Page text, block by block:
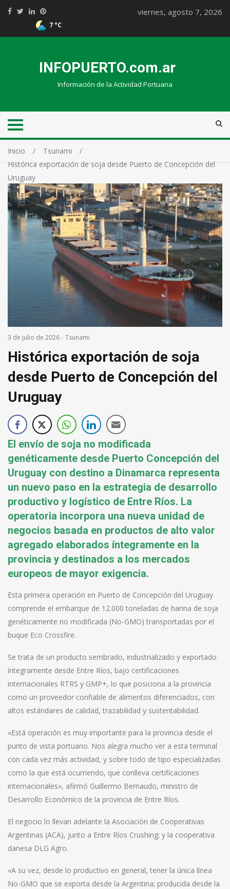
7 °C
viernes, agosto 7, 2026
INFOPUERTO.com.ar
Información de la Actividad Portuaria
Inicio
Tsunami
Histórica exportación de soja desde Puerto de Concepción del
Uruguay
3 de julio de 2026- Tsunami
Histórica exportación de soja
desde Puerto de Concepción del
Uruguay
El envío de soja no modificada
genéticamente desde Puerto Concepción del
Uruguay con destino a Dinamarca representa
un nuevo paso en la estrategia de desarrollo
productivo y logístico de Entre Ríos. La
operatoria incorpora una nueva unidad de
negocios basada en productos de alto valor
agregado elaborados íntegramente en la
provincia y destinados a los mercados
europeos de mayor exigencia.
Esta primera operación en Puerto de Concepción del Uruguay
comprende el embarque de 12.000 toneladas de harina de soja
genéticamente no modificada (No-GMO) transportadas por el
buque Eco Crossfire.
Se trata de un producto sembrado, industrializado y exportado
íntegramente desde Entre Ríos, bajo certificaciones
internacionales RTRS y GMP+, lo que posiciona a la provincia
como un proveedor confiable de alimentos diferenciados, con
altos estándares de calidad, trazabilidad y sustentabilidad.
«Está operación es muy importante para la provincia desde el
punto de vista portuario. Nos alegra mucho ver a esta terminal
con cada vez más actividad, y sobre todo de tipo especializadas
como la que está ocurriendo, que conlleva certificaciones
internacionales», afirmó Guillermo Bernaudo, ministro de
Desarrollo Económico de la provincia de Entre Ríos.
El negocio lo llevan adelante la Asociación de Cooperativas
Argentinas (ACA), junto a Entre Ríos Crushing; y la cooperativa
danesa DLG Agro.
«A su vez, desde lo productivo en general, tener la única línea
No-GMO que se exporta desde la Argentina; producida desde la